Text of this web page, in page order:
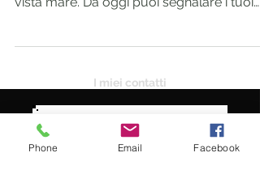
veloce, più di una frisella in un aperitivo
eventi alla...
I miei contatti
Phone Email Facebook